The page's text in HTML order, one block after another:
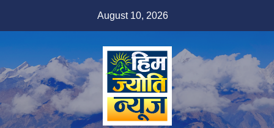
August 10, 2026